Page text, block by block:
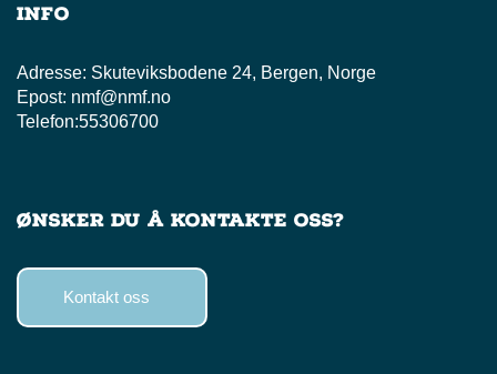
Info
Adresse: Skuteviksbodene 24, Bergen, Norge
Epost: nmf@nmf.no
Telefon:55306700
Ønsker du å kontakte oss?
Kontakt oss